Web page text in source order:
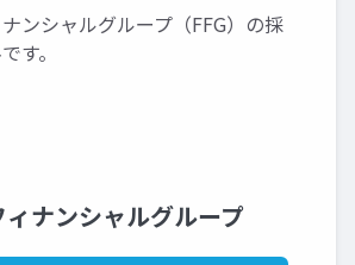
ンシャルグループ（FFG）の採
す。
ナンシャルグループ